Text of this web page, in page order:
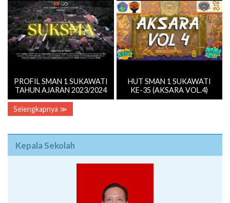
PROFIL SMAN 1 SUKAWATI
TAHUN AJARAN 2023/2024
HUT SMAN 1 SUKAWATI
KE-35 (AKSARA VOL.4)
Selengkapnya ≫
Kepala Sekolah